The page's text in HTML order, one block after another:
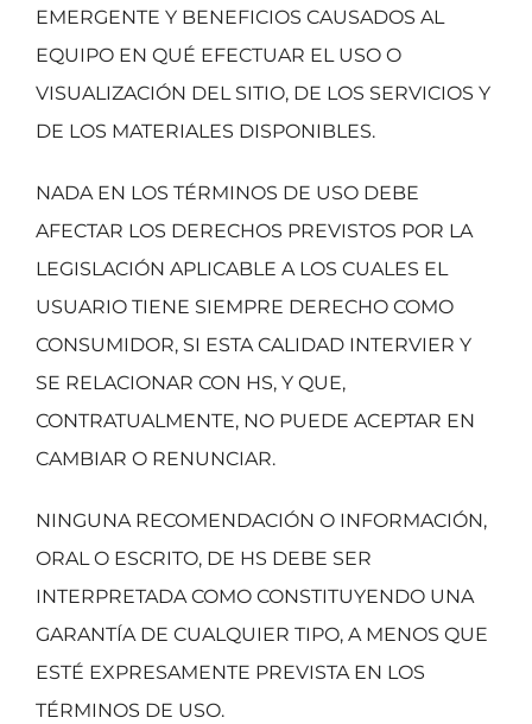
EMERGENTE Y BENEFICIOS CAUSADOS AL
EQUIPO EN QUÉ EFECTUAR EL USO O
VISUALIZACIÓN DEL SITIO, DE LOS SERVICIOS Y
DE LOS MATERIALES DISPONIBLES.
NADA EN LOS TÉRMINOS DE USO DEBE
AFECTAR LOS DERECHOS PREVISTOS POR LA
LEGISLACIÓN APLICABLE A LOS CUALES EL
USUARIO TIENE SIEMPRE DERECHO COMO
CONSUMIDOR, SI ESTA CALIDAD INTERVIER Y
SE RELACIONAR CON HS, Y QUE,
CONTRATUALMENTE, NO PUEDE ACEPTAR EN
CAMBIAR O RENUNCIAR.
NINGUNA RECOMENDACIÓN O INFORMACIÓN,
ORAL O ESCRITO, DE HS DEBE SER
INTERPRETADA COMO CONSTITUYENDO UNA
GARANTÍA DE CUALQUIER TIPO, A MENOS QUE
ESTÉ EXPRESAMENTE PREVISTA EN LOS
TÉRMINOS DE USO.